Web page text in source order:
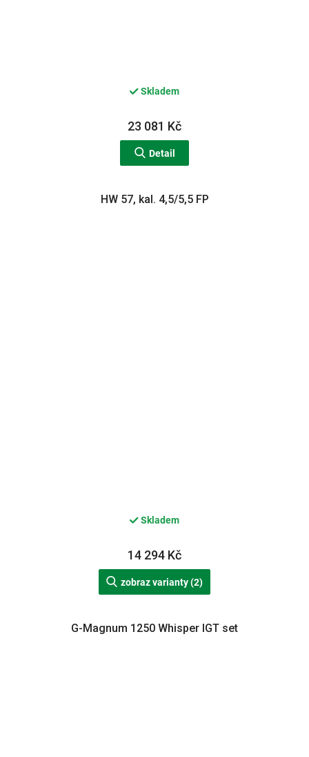
Skladem
23 081 Kč
Detail
HW 57, kal. 4,5/5,5 FP
Skladem
14 294 Kč
zobraz varianty (2)
G-Magnum 1250 Whisper IGT set